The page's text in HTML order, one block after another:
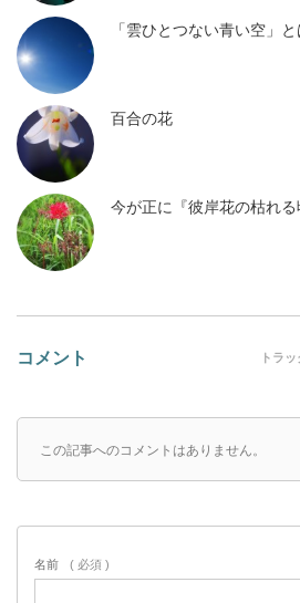
「雲ひとつない青い空」
百合の花
今が正に『彼岸花の枯れる
コメント トラ
この記事へのコメントはありません。
名前 ( 必須 )